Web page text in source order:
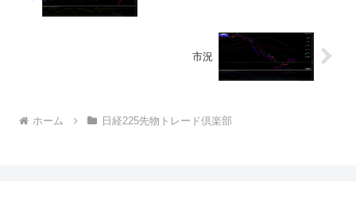
市況
ホーム 日経225先物トレード倶楽部